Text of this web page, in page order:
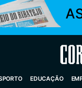
EDUCAÇÃO